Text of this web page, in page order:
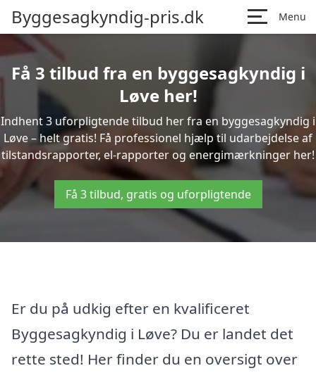
Byggesagkyndig-pris.dk Menu
Få 3 tilbud fra en byggesagkyndig i
Løve her!
Indhent 3 uforpligtende tilbud her fra en byggesagkyndig i
Løve – helt gratis! Få professionel hjælp til udarbejdelse af
tilstandsrapporter, el-rapporter og energimærkninger her!
Få 3 tilbud, gratis og uforpligtende
Er du på udkig efter en kvalificeret
Byggesagkyndig i Løve? Du er landet det
rette sted! Her finder du en oversigt over